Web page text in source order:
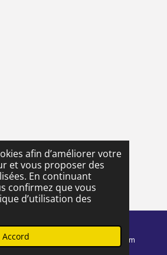
afin d’améliorer votre
et vous proposer des
En continuant
confirmez que vous
d’utilisation des
AccordTéléphone Instagram